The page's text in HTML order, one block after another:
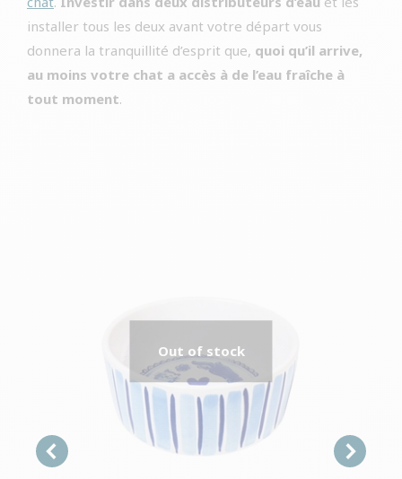
installer tous les deux avant votre départ vous
donnera la tranquillité d’esprit que, quoi qu’il arrive,
au moins votre chat a accès à de l’eau fraîche à
tout moment.
Out of stock